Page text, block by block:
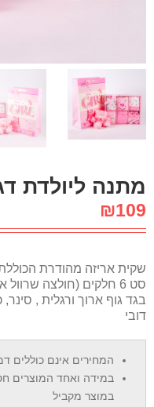
מתנה ליולדת
₪109
שקית אריזה מהודרת
סט 6 חלקים (חולצה שרוול ארוך,
בגד גוף ארוך ורגלית , סינר,
דובי
המחירים אינם כוללים
במידה ואחד המוצרים
במוצר מקביל